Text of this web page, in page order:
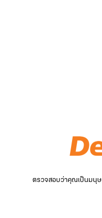
ตรวจสอบว่าคุณเป็นมนุษ